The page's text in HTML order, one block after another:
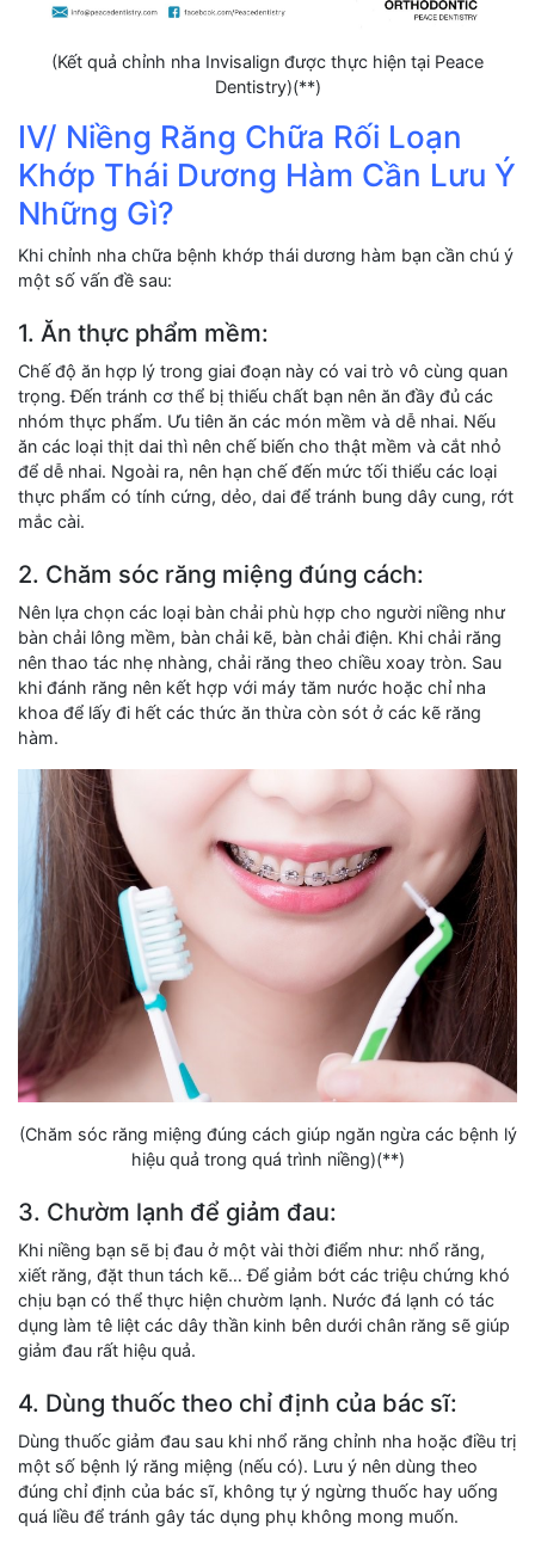
(Kết quả chỉnh nha Invisalign được thực hiện tại Peace
Dentistry)(**)
IV/ Niềng Răng Chữa Rối Loạn
Khớp Thái Dương Hàm Cần Lưu Ý
Những Gì?
Khi chỉnh nha chữa bệnh khớp thái dương hàm bạn cần chú ý
một số vấn đề sau:
1. Ăn thực phẩm mềm:
Chế độ ăn hợp lý trong giai đoạn này có vai trò vô cùng quan
trọng. Đến tránh cơ thể bị thiếu chất bạn nên ăn đầy đủ các
nhóm thực phẩm. Ưu tiên ăn các món mềm và dễ nhai. Nếu
ăn các loại thịt dai thì nên chế biến cho thật mềm và cắt nhỏ
để dễ nhai. Ngoài ra, nên hạn chế đến mức tối thiểu các loại
thực phẩm có tính cứng, dẻo, dai để tránh bung dây cung, rớt
mắc cài.
2. Chăm sóc răng miệng đúng cách:
Nên lựa chọn các loại bàn chải phù hợp cho người niềng như
bàn chải lông mềm, bàn chải kẽ, bàn chải điện. Khi chải răng
nên thao tác nhẹ nhàng, chải răng theo chiều xoay tròn. Sau
khi đánh răng nên kết hợp với máy tăm nước hoặc chỉ nha
khoa để lấy đi hết các thức ăn thừa còn sót ở các kẽ răng
hàm.
(Chăm sóc răng miệng đúng cách giúp ngăn ngừa các bệnh lý
hiệu quả trong quá trình niềng)(**)
3. Chườm lạnh để giảm đau:
Khi niềng bạn sẽ bị đau ở một vài thời điểm như: nhổ răng,
xiết răng, đặt thun tách kẽ… Để giảm bớt các triệu chứng khó
chịu bạn có thể thực hiện chườm lạnh. Nước đá lạnh có tác
dụng làm tê liệt các dây thần kinh bên dưới chân răng sẽ giúp
giảm đau rất hiệu quả.
4. Dùng thuốc theo chỉ định của bác sĩ:
Dùng thuốc giảm đau sau khi nhổ răng chỉnh nha hoặc điều trị
một số bệnh lý răng miệng (nếu có). Lưu ý nên dùng theo
đúng chỉ định của bác sĩ, không tự ý ngừng thuốc hay uống
quá liều để tránh gây tác dụng phụ không mong muốn.